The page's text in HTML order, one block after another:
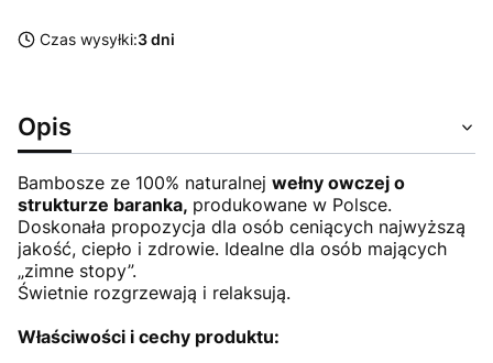
Czas wysyłki:3 dni
Opis
Bambosze ze 100% naturalnej wełny owczej o
strukturze baranka, produkowane w Polsce.
Doskonała propozycja dla osób ceniących najwyższą
jakość, ciepło i zdrowie. Idealne dla osób mających
„zimne stopy”.
Świetnie rozgrzewają i relaksują.
Właściwości i cechy produktu: